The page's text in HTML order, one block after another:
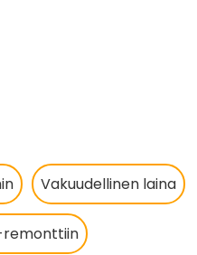
Vakuudellinen laina
remonttiin